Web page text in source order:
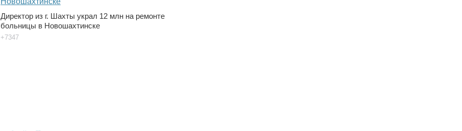
Директор из г. Шахты украл 12 млн на ремонте
больницы в Новошахтинске
+7347